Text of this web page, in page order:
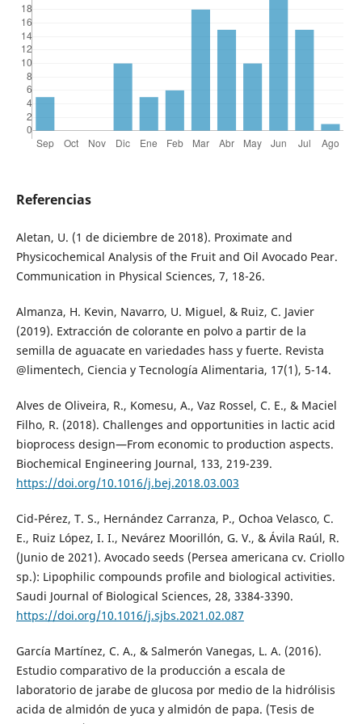
Referencias
Aletan, U. (1 de diciembre de 2018). Proximate and
Physicochemical Analysis of the Fruit and Oil Avocado Pear.
Communication in Physical Sciences, 7, 18-26.
Almanza, H. Kevin, Navarro, U. Miguel, & Ruiz, C. Javier
(2019). Extracción de colorante en polvo a partir de la
semilla de aguacate en variedades hass y fuerte. Revista
@limentech, Ciencia y Tecnología Alimentaria, 17(1), 5-14.
Alves de Oliveira, R., Komesu, A., Vaz Rossel, C. E., & Maciel
Filho, R. (2018). Challenges and opportunities in lactic acid
bioprocess design—From economic to production aspects.
Biochemical Engineering Journal, 133, 219-239.
https://doi.org/10.1016/j.bej.2018.03.003
Cid-Pérez, T. S., Hernández Carranza, P., Ochoa Velasco, C.
E., Ruiz López, I. I., Nevárez Moorillón, G. V., & Ávila Raúl, R.
(Junio de 2021). Avocado seeds (Persea americana cv. Criollo
sp.): Lipophilic compounds profile and biological activities.
Saudi Journal of Biological Sciences, 28, 3384-3390.
https://doi.org/10.1016/j.sjbs.2021.02.087
García Martínez, C. A., & Salmerón Vanegas, L. A. (2016).
Estudio comparativo de la producción a escala de
laboratorio de jarabe de glucosa por medio de la hidrólisis
acida de almidón de yuca y almidón de papa. (Tesis de